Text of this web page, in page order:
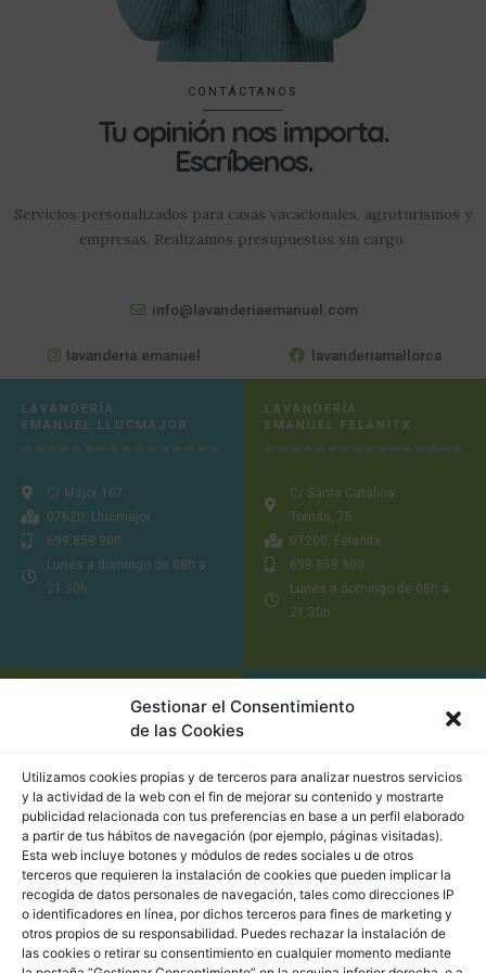
Gestionar el Consentimiento
de las Cookies
Utilizamos cookies propias y de terceros para analizar nuestros servicios
y la actividad de la web con el fin de mejorar su contenido y mostrarte
publicidad relacionada con tus preferencias en base a un perfil elaborado
a partir de tus hábitos de navegación (por ejemplo, páginas visitadas).
Esta web incluye botones y módulos de redes sociales u de otros
terceros que requieren la instalación de cookies que pueden implicar la
recogida de datos personales de navegación, tales como direcciones IP
o identificadores en línea, por dichos terceros para fines de marketing y
otros propios de su responsabilidad. Puedes rechazar la instalación de
las cookies o retirar su consentimiento en cualquier momento mediante
CONTÁCTANOS
Tu opinión nos importa.
Escríbenos.
Servicios personalizados para casas vacacionales, agroturismos y
empresas. Realizamos presupuestos sin cargo.
info@lavanderiaemanuel.com
lavanderia.emanuel lavanderiamallorca
LAVANDERÍA
EMANUEL LLUCMAJOR
C/ Major 107
07620, Llucmajor
699 859 900
Lunes a domingo de 08h a
21.30h
LAVANDERÍA
EMANUEL FELANITX
C/ Santa Catalina
Tomás, 75
07200, Felanitx
699 859 900
Lunes a domingo de 08h a
21.30h
EMANUEL LLUCMAJOR
Ronda de Migjorn, 68
626 645 817
Lunes a domingo de 08h a
22h
LAVANDERÍA
EMANUEL CAMPOS
Carretera Campos, Palma
Ma-19 sin número
07630, Campos
626 645 817
Lunes a domingo de 08h a
21.30h
LAVANDERÍA LAVANDERÍA